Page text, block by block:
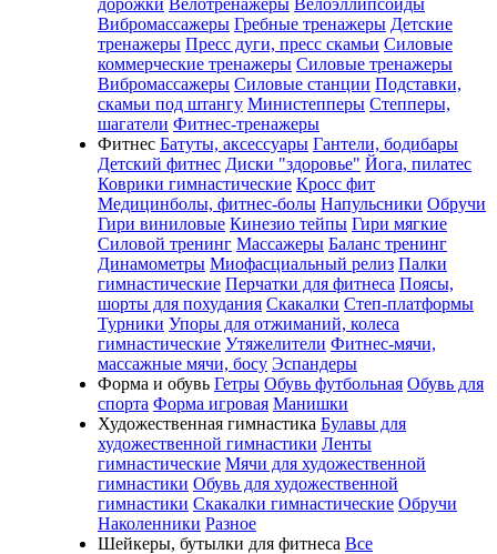
дорожки Велотренажеры Велоэллипсоиды
Вибромассажеры Гребные тренажеры Детские
тренажеры Пресс дуги, пресс скамьи Силовые
коммерческие тренажеры Силовые тренажеры
Вибромассажеры Силовые станции Подставки,
скамьи под штангу Министепперы Степперы,
шагатели Фитнес-тренажеры
Фитнес Батуты, аксессуары Гантели, бодибары
Детский фитнес Диски "здоровье" Йога, пилатес
Коврики гимнастические Кросс фит
Медицинболы, фитнес-болы Напульсники Обручи
Гири виниловые Кинезио тейпы Гири мягкие
Силовой тренинг Массажеры Баланс тренинг
Динамометры Миофасциальный релиз Палки
гимнастические Перчатки для фитнеса Поясы,
шорты для похудания Скакалки Степ-платформы
Турники Упоры для отжиманий, колеса
гимнастические Утяжелители Фитнес-мячи,
массажные мячи, босу Эспандеры
Форма и обувь Гетры Обувь футбольная Обувь для
спорта Форма игровая Манишки
Художественная гимнастика Булавы для
художественной гимнастики Ленты
гимнастические Мячи для художественной
гимнастики Обувь для художественной
гимнастики Скакалки гимнастические Обручи
Наколенники Разное
Шейкеры, бутылки для фитнеса Все